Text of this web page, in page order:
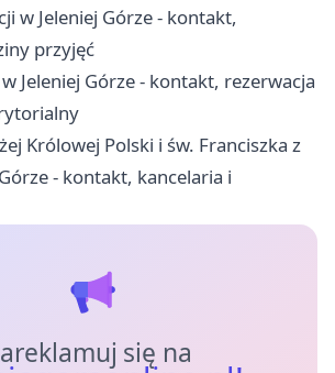
w Jeleniej Górze - kontakt,
przyjęć
Jeleniej Górze - kontakt, rezerwacja
Królowej Polski i św. Franciszka z
- kontakt, kancelaria i
się na